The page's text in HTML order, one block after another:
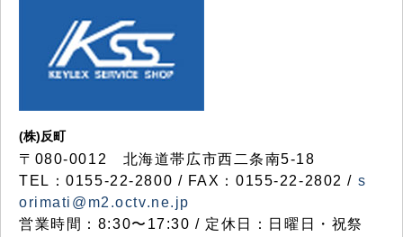
(株)反町
〒080-0012 北海道帯広市西二条南5-18
TEL：0155-22-2800 / FAX：0155-22-2802 / s
orimati@m2.octv.ne.jp
営業時間：8:30〜17:30 / 定休日：日曜日・祝祭